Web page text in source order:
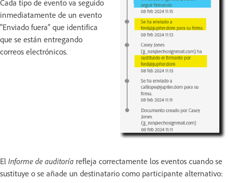
Cada tipo de evento va seguido
inmediatamente de un evento
"Enviado fuera" que identifica
que se están entregando
correos electrónicos.
El Informe de auditoría refleja correctamente los eventos cuando se
sustituye o se añade un destinatario como participante alternativo: